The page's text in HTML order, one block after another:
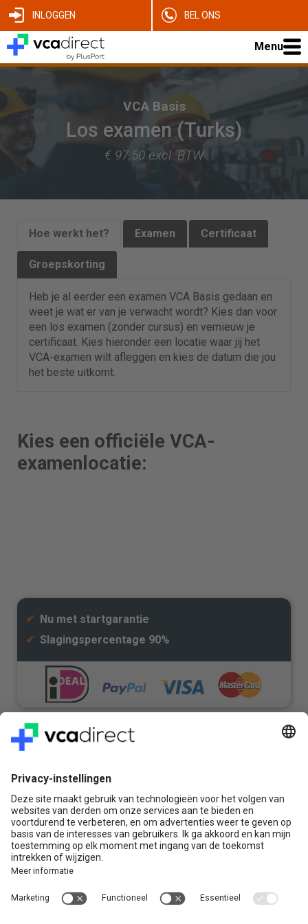
INLOGGEN BEL ONS
Menu
VCA Basis
Los examen (Turks)
€ 97,50 excl. BTW
Hoe werkt het? Examen Certificaat
Groepskorting
Heb je al eerder een examen VCA Basis gedaan en
weet je wat er van je verwacht wordt? Kies dan voor
een los examen (zonder cursus) en vernieuw je
certificaat. Kies hieronder een locatie waar jij het
VCA-examen wilt afleggen en kies de datum die jou
het beste uitkomt.
Kies een officiële VCA-
examenlocatie:
✔ Nu met startgarantie
✔ Slagingspercentage 90%
Vragen? Bel ons gerust:
+31(0)85 0719 500
of stuur ons een e-mail
Contact
Louis Braillelaan 80
2719 EK Zoetermeer